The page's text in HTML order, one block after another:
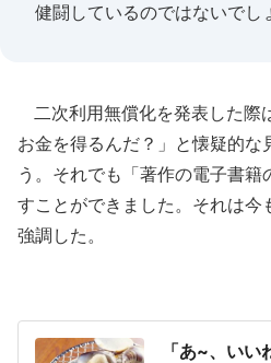
健闘しているのではないでし
二次利用無償化を発表した際
お金を得るんだ？」と懐疑的な
う。それでも「著作の電子書
すことができました。それは今
強調した。
「あ~、い